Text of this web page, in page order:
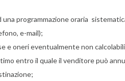
programmazione oraria
e-mail);
e oneri eventualmente non
entro il quale il venditore può